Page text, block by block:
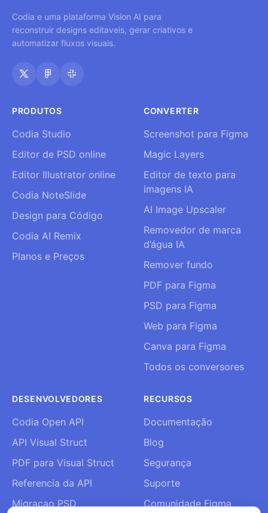
Codia e uma plataforma Vision AI para
reconstruir designs editaveis, gerar criativos e
automatizar fluxos visuais.
PRODUTOS
Codia Studio
Editor de PSD online
Editor Illustrator online
Codia NoteSlide
Design para Código
Codia AI Remix
Planos e Preços
CONVERTER
Screenshot para Figma
Magic Layers
Editor de texto para
imagens IA
AI Image Upscaler
Removedor de marca
d’água IA
Remover fundo
PDF para Figma
PSD para Figma
Web para Figma
Canva para Figma
Todos os conversores
DESENVOLVEDORES
Codia Open API
API Visual Struct
PDF para Visual Struct
Referencia da API
Migracao PSD
RECURSOS
Documentação
Blog
Segurança
Suporte
Comunidade Figma